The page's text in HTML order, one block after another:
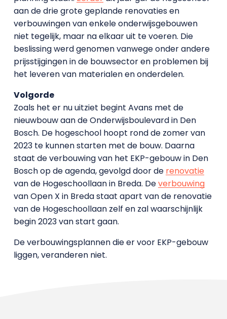
aan de drie grote geplande renovaties en
verbouwingen van enkele onderwijsgebouwen
niet tegelijk, maar na elkaar uit te voeren. Die
beslissing werd genomen vanwege onder andere
prijsstijgingen in de bouwsector en problemen bij
het leveren van materialen en onderdelen.
Volgorde
Zoals het er nu uitziet begint Avans met de
nieuwbouw aan de Onderwijsboulevard in Den
Bosch. De hogeschool hoopt rond de zomer van
2023 te kunnen starten met de bouw. Daarna
staat de verbouwing van het EKP-gebouw in Den
Bosch op de agenda, gevolgd door de renovatie
van de Hogeschoollaan in Breda. Deverbouwing
van Open X in Breda staat apart van de renovatie
van de Hogeschoollaan zelf en zal waarschijnlijk
begin 2023 van start gaan.
De verbouwingsplannen die er voor EKP-gebouw
liggen, veranderen niet.